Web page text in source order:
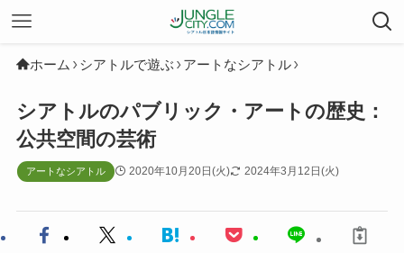
ホーム シアトルで遊ぶ アートなシアトル
シアトルのパブリック・アートの歴史：
公共空間の芸術
アートなシアトル 2020年10月20日(火) 2024年3月12日(火)